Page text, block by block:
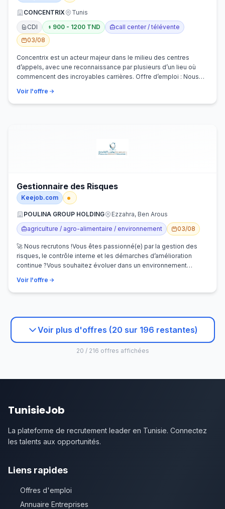
CONCENTRIX
Tunis
CDI
900 - 1200 TND
call center / télévente
03/08
Concentrix est un acteur majeur dans le milieu des centres
d’appels, avec une reconnaissance par plusieurs d’un lieu où
commencent des incroyables carrières. Offre d’emploi : Nous
Voir l'offre
Gestionnaire des Risques
Keejob.com
POULINA GROUP HOLDING
Ezzahra, Ben Arous
agriculture / agro-alimentaire / environnement
03/08
🚀 Nous recrutons !Vous êtes passionné(e) par la gestion des
risques, le contrôle interne et les démarches d’amélioration
continue ?Vous souhaitez évoluer dans un environnement
Voir l'offre
Voir plus d'offres (20 sur 196 restantes)
20 / 216 offres affichées
TunisieJob
La plateforme de recrutement leader en Tunisie. Connectez
les talents aux opportunités.
Liens rapides
Offres d'emploi
Annuaire Entreprises